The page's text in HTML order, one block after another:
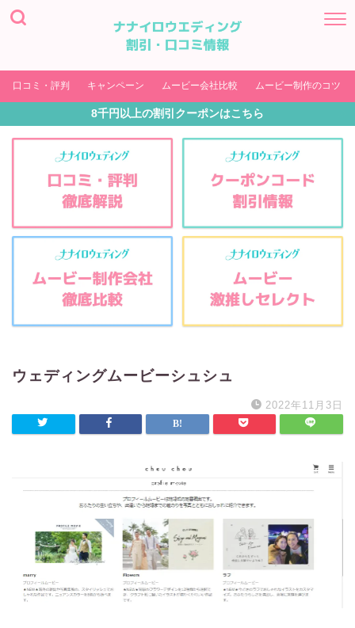
口コミ・評判 キャンペーン ムービー会社比較 ムービー制作のコツ
8千円以上の割引クーポンはこちら
ウェディングムービーシュシュ
2022年11月3日